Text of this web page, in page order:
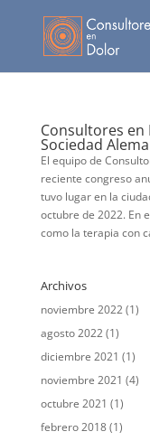
Consultores en
Sociedad
El equipo de
reciente congreso
tuvo lugar en la
octubre de 2022. En
como la terapia con
Archivos
noviembre 2022(1)
agosto 2022(1)
diciembre 2021 (1)
noviembre 2021 (4)
octubre 2021 (1)
febrero 2018(1)